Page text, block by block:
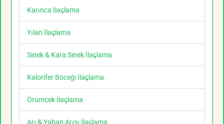
Karınca İlaçlama
Yılan İlaçlama
Sinek & Kara Sinek İlaçlama
Kalorifer Böceği İlaçlama
Örümcek İlaçlama
Arı & Yaban Arısı İlaçlama